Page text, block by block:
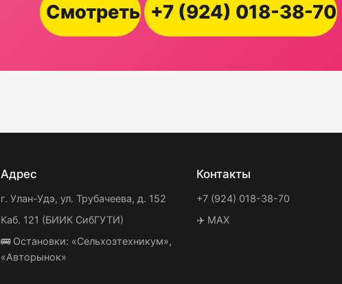
Смотреть +7 (924) 018-38-70
Адрес
г. Улан-Удэ, ул. Трубачеева, д. 152
Каб. 121 (БИИК СибГУТИ)
🚌 Остановки: «Сельхозтехникум»,
«Авторынок»
Контакты
+7 (924) 018-38-70
✈️ MAX